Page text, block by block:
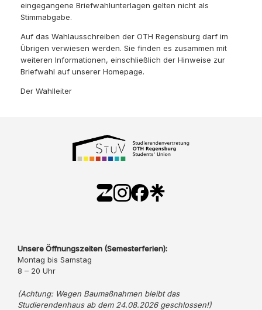
eingegangene Briefwahlunterlagen gelten nicht als
Stimmabgabe.
Auf das Wahlausschreiben der OTH Regensburg darf im
Übrigen verwiesen werden. Sie finden es zusammen mit
weiteren Informationen, einschließlich der Hinweise zur
Briefwahl auf unserer Homepage.
Der Wahlleiter
Unsere Öffnungszeiten (Semesterferien):
Montag bis Samstag
8 – 20 Uhr
(Achtung: Wegen Baumaßnahmen bleibt das
Studierendenhaus ab dem 24.08.2026 geschlossen!)